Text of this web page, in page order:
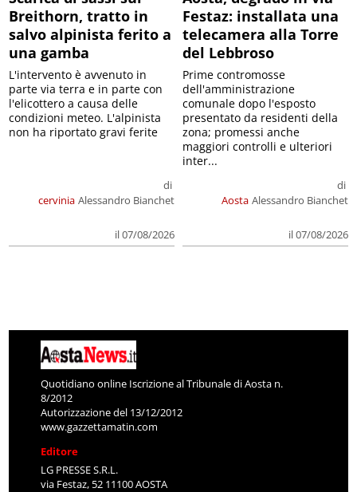
Breithorn, tratto in
salvo alpinista ferito a
una gamba
cervinia
di
Alessandro Bianchet
il 07/08/2026
L'intervento è avvenuto in
parte via terra e in parte con
l'elicottero a causa delle
condizioni meteo. L'alpinista
non ha riportato gravi ferite
Festaz: installata una
telecamera alla Torre
del Lebbroso
Aosta
di
Alessandro Bianchet
il 07/08/2026
Prime contromosse
dell'amministrazione
comunale dopo l'esposto
presentato da residenti della
zona; promessi anche
maggiori controlli e ulteriori
inter...
Quotidiano online Iscrizione al Tribunale di Aosta n.
8/2012
Autorizzazione del 13/12/2012
www.gazzettamatin.com
Editore
LG PRESSE S.R.L.
via Festaz, 52 11100 AOSTA